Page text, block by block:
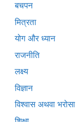
बचपन
मित्रता
योग और ध्यान
राजनीति
लक्ष्य
विज्ञान
विश्वास अथवा भरोसा